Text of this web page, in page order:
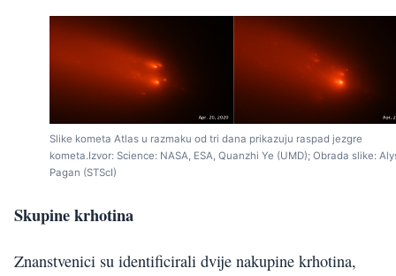
Slike kometa Atlas u razmaku od tri dana prikazuju raspad jezgre
kometa.Izvor: Science: NASA, ESA, Quanzhi Ye (UMD); Obrada slike:
Pagan (STScI)
Skupine krhotina
Znanstvenici su identificirali dvije nakupine krhotina,